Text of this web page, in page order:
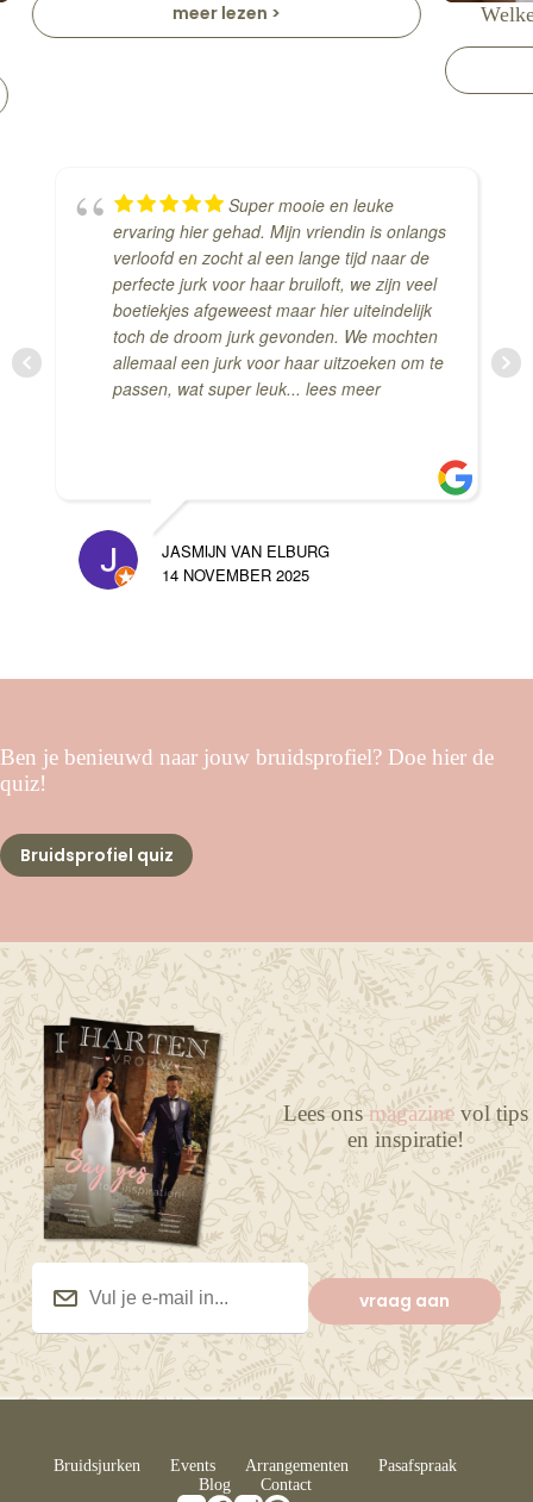
meer lezen >
Super mooie en leuke
ervaring hier gehad. Mijn vriendin is onlangs
verloofd en zocht al een lange tijd naar de
perfecte jurk voor haar bruiloft, we zijn veel
boetiekjes afgeweest maar hier uiteindelijk
toch de droom jurk gevonden. We mochten
allemaal een jurk voor haar uitzoeken om te
passen, wat super leuk... lees meer
JASMIJN VAN ELBURG
14 NOVEMBER 2025
Ben je benieuwd naar jouw bruidsprofiel? Doe hier de
quiz!
Bruidsprofiel quiz
Lees onsmagazine vol tips
en inspiratie!
Vul
je
e-
mail
in...
(Vereist)
vraag aan
Bruidsjurken Events Arrangementen
Pasafspraak
Blog
Contact